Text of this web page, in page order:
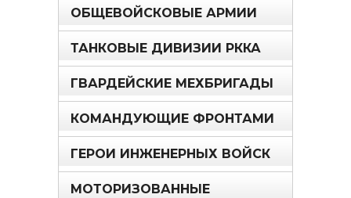
ОБЩЕВОЙСКОВЫЕ АРМИИ
ТАНКОВЫЕ ДИВИЗИИ РККА
ГВАРДЕЙСКИЕ МЕХБРИГАДЫ
КОМАНДУЮЩИЕ ФРОНТАМИ
ГЕРОИ ИНЖЕНЕРНЫХ ВОЙСК
МОТОРИЗОВАННЫЕ